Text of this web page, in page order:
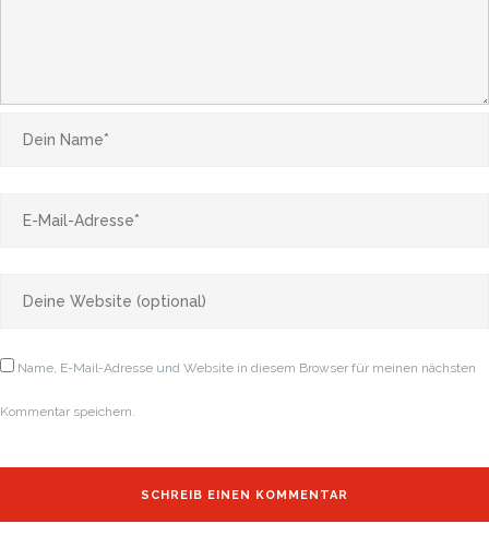
Name, E-Mail-Adresse und Website in diesem Browser für meinen nächsten
Kommentar speichern.